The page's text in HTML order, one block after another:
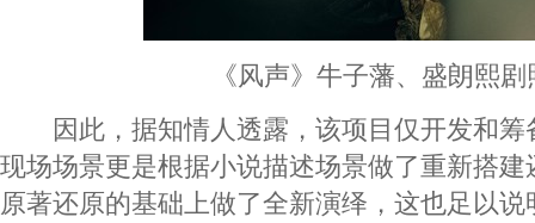
《风声》牛子藩、盛朗熙剧
因此，据知情人透露，该项目仅开发和筹
现场场景更是根据小说描述场景做了重新搭
原著还原的基础上做了全新演绎，这也足以